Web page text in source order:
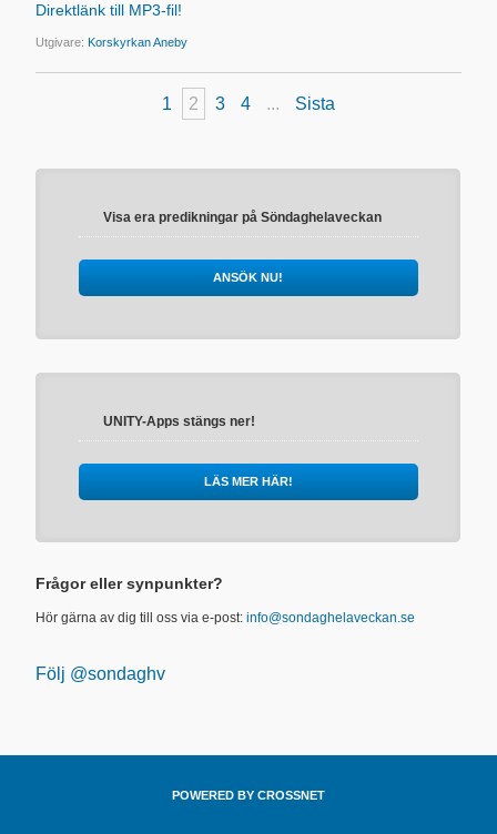
Direktlänk till MP3-fil!
Utgivare:Korskyrkan Aneby
1 2 3 4 ... Sista
Visa era predikningar på Söndaghelaveckan
ANSÖK NU!
UNITY-Apps stängs ner!
LÄS MER HÄR!
Frågor eller synpunkter?
Hör gärna av dig till oss via e-post:info@sondaghelaveckan.se
Följ @sondaghv
POWERED BY CROSSNET